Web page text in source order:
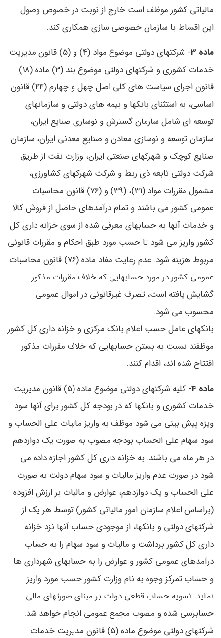
مالیاتی کشور موظف است خارج از نوبت در خصوص وصول
این اقساط با سازمان خصوصی سازی همکاری کند.
ماده 3
- شرکتهای دولتی موضوع مواد (4) و (5) قانون مدیریت
خدمات کشوری و شرکتهای دولتی موضوع بند (3) ماده (18)
قانون اجرای سیاست های کلی اصل چهل و چهارم (44) قانون
اساسی، به استثنای بانکها و بیمه های دولتی و سازمانهای
توسعه ای شامل سازمان گسترش و نوسازی صنایع ایران،
سازمان توسعه و نوسازی معادن و صنایع معدنی ایران، سازمان
صنایع کوچک و شهرکهای صنعتی ایران، وزارت نفت از طریق
شرکت دولتی تابعه ذی ربط و شرکت شهرکهای کشاورزی،
مشمول مقررات مواد (31)، (39) و (76) قانون محاسبات
عمومی کشور می باشند و تمام درآمدهای حاصل از فروش کالا
و خدمات آنها به حسابهای معرفی شده از سوی خزانه داری کل
کشور واریز می شود تا حسب مورد طبق احکام و مقررات قانونی
مربوط هزینه شود. عدم رعایت مفاد ماده (76) قانون محاسبات
عمومی کشور در مورد حسابهایی که خلاف مقررات مذکور
گشایش یافته است، تصرف غیرقانونی در اموال عمومی
محسوب می شود.
بانکهای عامل حسب اعلام بانک مرکزی و خزانه داری کل کشور
موظفند نسبت به بستن حسابهایی که خلاف مقررات مذکور
افتتاح شده اند، اقدام کنند.
ماده 4
- کلیه شرکتهای دولتی موضوع ماده (5) قانون مدیریت
خدمات کشوری و بانکها که در بودجه کل کشور برای آنها سود
ویژه پیش بینی می شود موظف به واریز مالیات علی الحساب و
سود سهام علی الحساب بودجه مصوب به صورت یک دوازدهم
در هر ماه می باشند. به خزانه داری کل کشور اجازه داده می
شود در صورت عدم واریز مالیات و سود سهام دولت به صورت
علی الحساب و یک دوازدهم، عوارض و مالیات بر ارزش افزوده
(براساس اعلام سازمان امور مالیاتی کشور) توسط هر یک از
شرکتهای دولتی و بانکها، از موجودی حساب آنها نزد خزانه
داری کل کشور برداشت و مالیات و سود سهام را به حساب
درآمدهای عمومی کشور و عوارض را به حسابهای شهرداری ها
و حساب تمرکز وجوه به نام وزارت کشور حسب مورد واریز
نماید. تسویه حساب قطعی دولت بر مبنای صورتهای مالی
حسابرسی شده و مصوب مجمع عمومی انجام خواهد شد.
شرکتهای دولتی موضوع ماده (5) قانون مدیریت خدمات